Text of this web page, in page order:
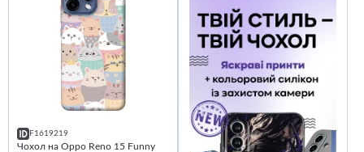
F1619219
Чохол на Oppo Reno 15 Funny